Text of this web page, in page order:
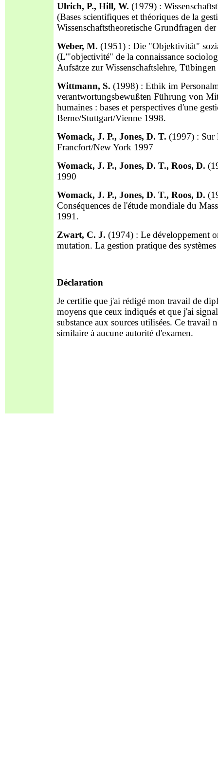
Ulrich, P., Hill, W. (1979) :
(Bases scientifiques et théoriques de la
Wissenschaftstheoretische Grundfragen
Weber, M. (1951) : Die "Objektivität"
(L'"objectivité" de la connaissance
Aufsätze zur Wissenschaftslehre,
Wittmann, S. (1998) : Ethik im
verantwortungsbewußten Führung von
humaines : bases et perspectives d'une
Berne/Stuttgart/Vienne 1998.
Womack, J. P., Jones, D. T. (1997) : Sur
Francfort/New York 1997
Womack, J. P., Jones, D. T., Roos, D.
1990
Womack, J. P., Jones, D. T., Roos, D.
Conséquences de l'étude mondiale du
1991.
Zwart, C. J. (1974) : Le développement
mutation. La gestion pratique des
Déclaration
Je certifie que j'ai rédigé mon travail de
moyens que ceux indiqués et que j'ai
substance aux sources utilisées. Ce travail
similaire à aucune autorité d'examen.